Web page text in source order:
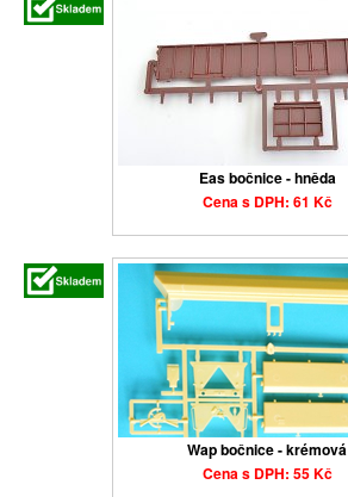
Eas bočnice - hněda
Cena s DPH: 61 Kč
Wap bočnice - krémová
Cena s DPH: 55 Kč